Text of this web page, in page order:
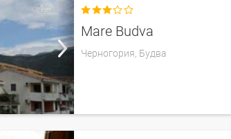

Mare Budva
Черногория, Будва